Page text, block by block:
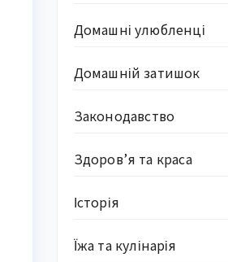
Домашні улюбленці
Домашній затишок
Законодавство
Здоров’я та краса
Історія
Їжа та кулінарія